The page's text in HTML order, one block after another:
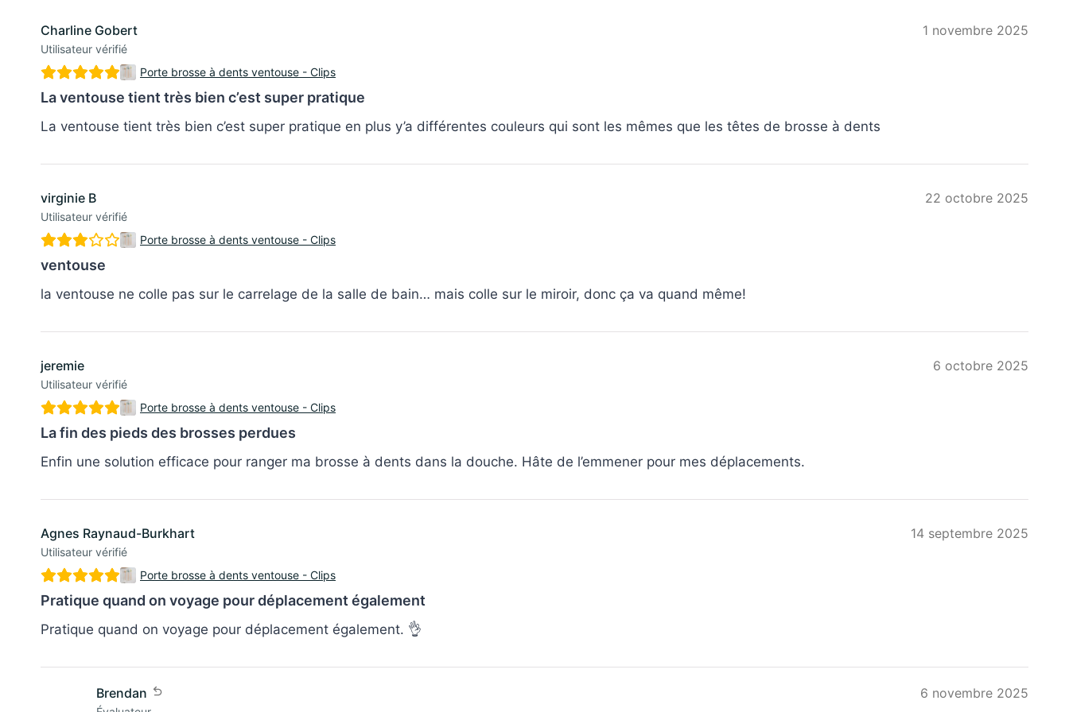
Charline Gobert
Utilisateur vérifié
1 novembre 2025
Porte brosse à dents ventouse - Clips
La ventouse tient très bien c’est super pratique
La ventouse tient très bien c’est super pratique en plus y’a différentes couleurs qui sont les mêmes que les têtes de brosse à dents
virginie B
Utilisateur vérifié
22 octobre 2025
Porte brosse à dents ventouse - Clips
ventouse
la ventouse ne colle pas sur le carrelage de la salle de bain… mais colle sur le miroir, donc ça va quand même!
jeremie
Utilisateur vérifié
6 octobre 2025
Porte brosse à dents ventouse - Clips
La fin des pieds des brosses perdues
Enfin une solution efficace pour ranger ma brosse à dents dans la douche. Hâte de l’emmener pour mes déplacements.
Agnes Raynaud-Burkhart
Utilisateur vérifié
14 septembre 2025
Porte brosse à dents ventouse - Clips
Pratique quand on voyage pour déplacement également
Pratique quand on voyage pour déplacement également. 👌
Brendan 6 novembre 2025